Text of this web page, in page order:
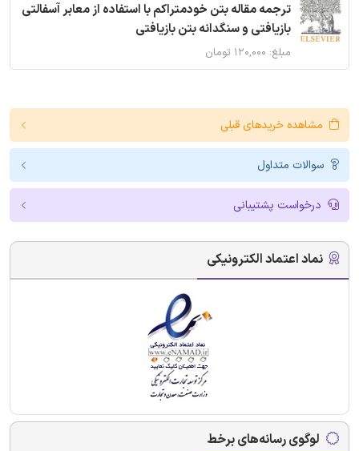
ترجمه مقاله بتن خودمتراکم با استفاده از معابر آسفالتی
بازیافتی و سنگدانه بتن بازیافتی
مبلغ: ۱۲۰,۰۰۰ تومان
مشاهده خریدهای قبلی
سوالات متداول
درخواست پشتیبانی
نماد اعتماد الکترونیکی
لوگوی رسانه‌های برخط